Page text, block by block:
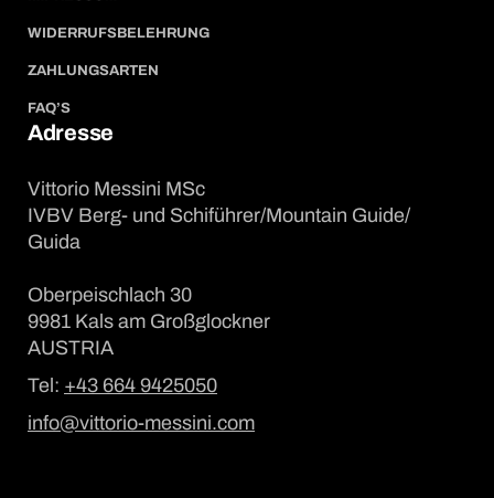
WIDERRUFSBELEHRUNG
ZAHLUNGSARTEN
FAQ’S
Adresse
Vittorio Messini MSc
IVBV Berg- und Schiführer/Mountain Guide/
Guida
Oberpeischlach 30
9981 Kals am Großglockner
AUSTRIA
Tel: +43 664 9425050
info@vittorio-messini.com